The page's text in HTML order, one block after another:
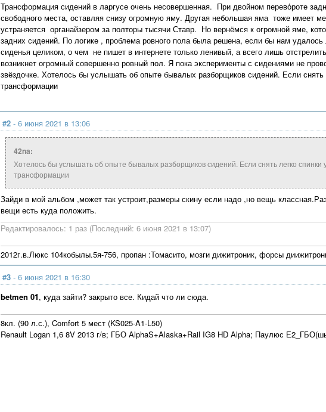
Трансформация сидений в ларгусе очень несовершенная. При двойном перево́роте
свободного места, оставляя снизу огромную яму. Другая небольшая яма тоже имеет
устраняется органайзером за полторы тысячи Ставр. Но вернёмся к огромной яме,
задних сидений. По логике , проблема ровного пола была решена, если бы нам
сиденья целиком, о чем не пишет в интернете только ленивый, а всего лишь
возникнет огромный совершенно ровный пол. Я пока эксперименты с сидениями не
звёздочке. Хотелось бы услышать об опыте бывалых разборщиков сидений. Если снять
трансформации
#2 - 6 июня 2021 в 13:06
42na:
Хотелось бы услышать об опыте бывалых разборщиков сидений. Если снять легко спинки
трансформации
Зайди в мой альбом ,может так устроит,размеры скину если надо ,но вещь
вещи есть куда положить.
Редактировалось: 1 раз (Последний: 6 июня 2021 в 13:07)
2012г.в.Люкс 104кобылы.5я-756, пропан :Томасито, мозги дижитроник, форсы
#3 - 6 июня 2021 в 16:30
betmen 01, куда зайти? закрыто все. Кидай что ли сюда.
8кл. (90 л.с.), Comfort 5 мест (KS025-A1-L50)
Renault Logan 1,6 8V 2013 г/в; ГБО AlphaS+Alaska+Rail IG8 HD Alpha; Паулюс